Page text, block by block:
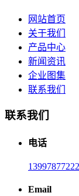
网站首页
关于我们
产品中心
新闻资讯
企业图集
联系我们
联系我们
电话
13997877222
Email